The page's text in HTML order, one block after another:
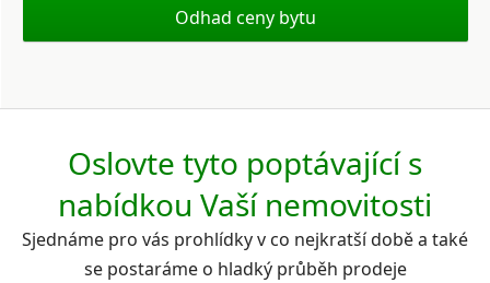
Odhad ceny bytu
Oslovte tyto poptávající s
nabídkou Vaší nemovitosti
Sjednáme pro vás prohlídky v co nejkratší době a také
se postaráme o hladký průběh prodeje